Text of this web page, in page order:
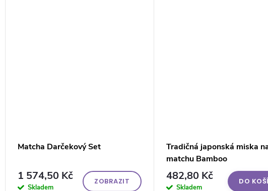
Matcha Darčekový Set
1 574,50 Kč
Skladem
ZOBRAZIT
Tradičná japonská miska
matchu Bamboo
482,80 Kč
Skladem
DO